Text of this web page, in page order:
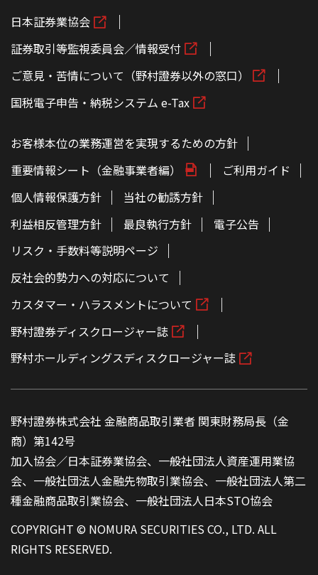
日本証券業協会
証券取引等監視委員会／情報受付
ご意見・苦情について（野村證券以外の窓口）
国税電子申告・納税システム e-Tax
お客様本位の業務運営を実現するための方針
重要情報シート（金融事業者編）
ご利用ガイド
個人情報保護方針
当社の勧誘方針
利益相反管理方針
最良執行方針
電子公告
リスク・手数料等説明ページ
反社会的勢力への対応について
カスタマー・ハラスメントについて
野村證券ディスクロージャー誌
野村ホールディングスディスクロージャー誌
野村證券株式会社 金融商品取引業者 関東財務局長（金
商）第142号
加入協会／日本証券業協会、一般社団法人資産運用業協
会、一般社団法人金融先物取引業協会、一般社団法人第二
種金融商品取引業協会、一般社団法人日本STO協会
COPYRIGHT © NOMURA SECURITIES CO., LTD. ALL
RIGHTS RESERVED.